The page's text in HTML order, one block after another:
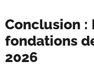
Conclusion :
fondations
2026